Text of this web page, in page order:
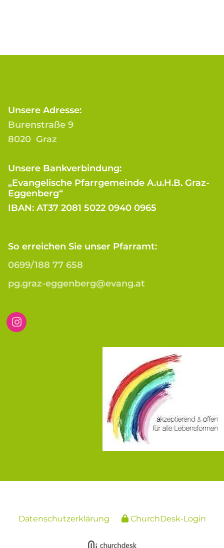
Unsere Adresse:
Burenstraße 9
8020 Graz
Unsere Bankverbindung:
„Evangelische Pfarrgemeinde A.u.H.B. Graz-
Eggenberg“
IBAN: AT37 2081 5022 0940 0965
So erreichen Sie unser Pfarramt:
0699/188 77 658
pg.graz-eggenberg@evang.at
Datenschutzerklärung ChurchDesk-Login